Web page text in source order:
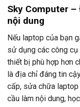
Sky Computer
nội dung
Nếu laptop của bạn
sử dụng các công
thiết bị phù hợp hơn
là địa chỉ đáng tin
cấp, sửa chữa
cầu làm nội dung,